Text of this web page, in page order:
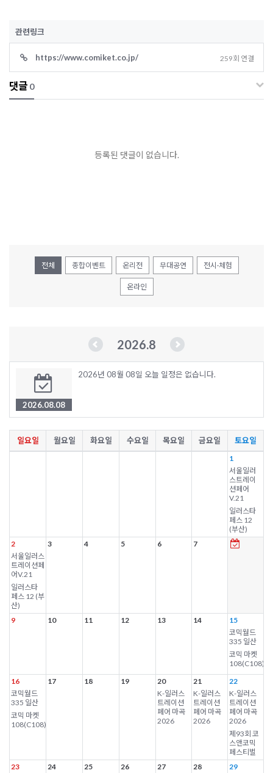
관련링크
https://www.comiket.co.jp/ 259회 연결
댓글 0
등록된 댓글이 없습니다.
전체 종합이벤트 온리전 무대공연 전시·체험
온라인
2026.8
2026.08.08
2026년 08월 08일 오늘 일정은 없습니다.
일요일 월요일 화요일 수요일 목요일 금요일 토요일
1
서울일러
스트레이
션페어
V.21
일러스타
페스 12
(부산)
2
서울일러스
트레이션페
어V.21
일러스타
페스 12 (부
산)
3 4 5 6 7
9 10 11 12 13 14
15
코믹월드
335 일산
코믹 마켓
108(C108)
16
코믹월드
335 일산
코믹 마켓
108(C108)
17 18 19
20
K-일러스
트레이션
페어 마곡
2026
21
K-일러스
트레이션
페어 마곡
2026
22
K-일러스
트레이션
페어 마곡
2026
제93회 코
스앤코믹
페스티벌
23
24 25 26 27 28
29